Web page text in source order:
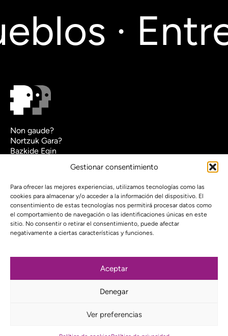
Gestionar consentimiento
Para ofrecer las mejores experiencias, utilizamos tecnologías como las
cookies para almacenar y/o acceder a la información del dispositivo. El
consentimiento de estas tecnologías nos permitirá procesar datos como
el comportamiento de navegación o las identificaciones únicas en este
sitio. No consentir o retirar el consentimiento, puede afectar
negativamente a ciertas características y funciones.
Aceptar
Denegar
Ver preferencias
·
Harpidetu gure buletinera
Mastodon
YouTube
Telegram
Non gaude?
Nortzuk Gara?
Bazkide Egin
Pribatutasun Politika
Web proiektua finantzatu du: